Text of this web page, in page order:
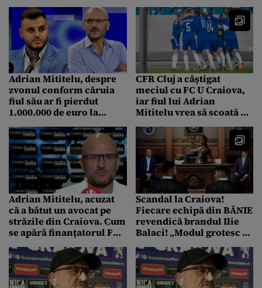
situație, eu sunt acela”
fiecare secundă în inima
și sufletul meu”
Adrian Mititelu, despre
zvonul conform căruia
fiul său ar fi pierdut
1.000.000 de euro la
aberații!”
CFR Cluj a câștigat
meciul cu FC U Craiova,
iar fiul lui Adrian
Mititelu vrea să scoată un
Adrian Mititelu, acuzat
că a bătut un avocat pe
străzile din Craiova. Cum
se apără finanțatorul FCU
Scandal la Craiova!
Fiecare echipă din BĂNIE
revendică brandul Ilie
Balaci! „Modul grotesc în
alege să își bată joc”